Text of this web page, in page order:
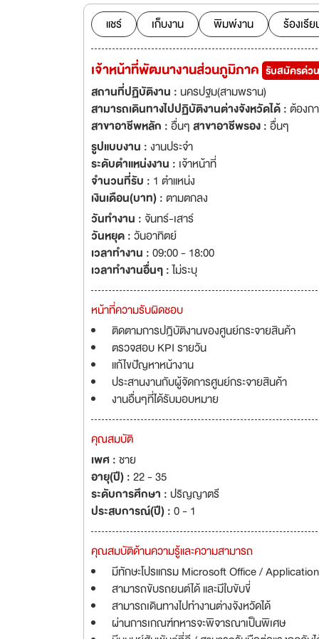
ธุรกิจการขนส่งสิน
จำกัด และในปี พ.ศ. 2553 ได้ควบรวมกิจการกับ บริษัท สหะสัมพันธ์ ทรานสปอร์ต จำกัด เพื่อเพิ่ม
ศักยภาพด้านการก
ขยายงานด้านกา
แชร์ เก็บงาน พิมพ์งาน ร้องเรี
เจ้าหน้าที่พัฒนางานส่วนภูมิภาค รับสมัครด่วน
สถานที่ปฏิบัติงาน : นครปฐม(สามพราน)
สามารถเดินทางไปปฏิบัติงานต่างจังหวัดได้ :ต้องก
สาขาอาชีพหลัก :อื่นๆสาขาอาชีพรอง :อื่นๆ
รูปแบบงาน :งานประจำ
ระดับตำแหน่งงาน : เจ้าหน้าที่
จำนวนที่รับ : 1 ตำแหน่ง
เงินเดือน(บาท) :ตามตกลง
วันทำงาน : จันทร์-เสาร์
วันหยุด :วันอาทิตย์
เวลาทำงาน :09:00 - 18:00
เวลาทำงานอื่นๆ :ไม่ระบุ
หน้าที่ความรับผิดชอบ
ติดตามการปฎิบัติงานของศูนย์กระจายสินค้า
ตรวจสอบ KPI รายวัน
แก้ไขปัญหาหน้างาน
ประสานงานกับผู้จัดการศูนย์กระจายสินค้า
งานอื่นๆที่ได้รับมอบหมาย
คุณสมบัติ
เพศ :ชาย
อายุ(ปี) :22 - 35
ระดับการศึกษา :ปริญญาตรี
ประสบการณ์(ปี) :0 - 1
คุณสมบัติด้านความรู้และความสามารถ
มีทักษะโปรแกรม Microsoft Office /
สามารถขับรถยนต์ได้ และมีใบขับขี่
สามารถเดินทางไปทำงานต่างจังหวัดได้
ผ่านการเกณฑ์ทหารจะพิจารณาเป็นพิเศษ